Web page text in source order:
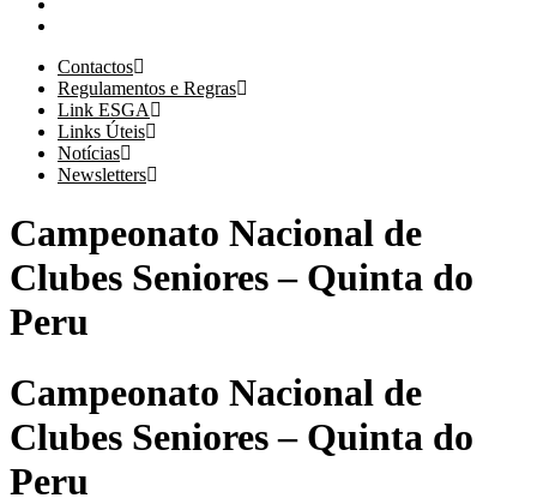
Contactos
Regulamentos e Regras
Link ESGA
Links Úteis
Notícias
Newsletters
Campeonato Nacional de
Clubes Seniores – Quinta do
Peru
Campeonato Nacional de
Clubes Seniores – Quinta do
Peru